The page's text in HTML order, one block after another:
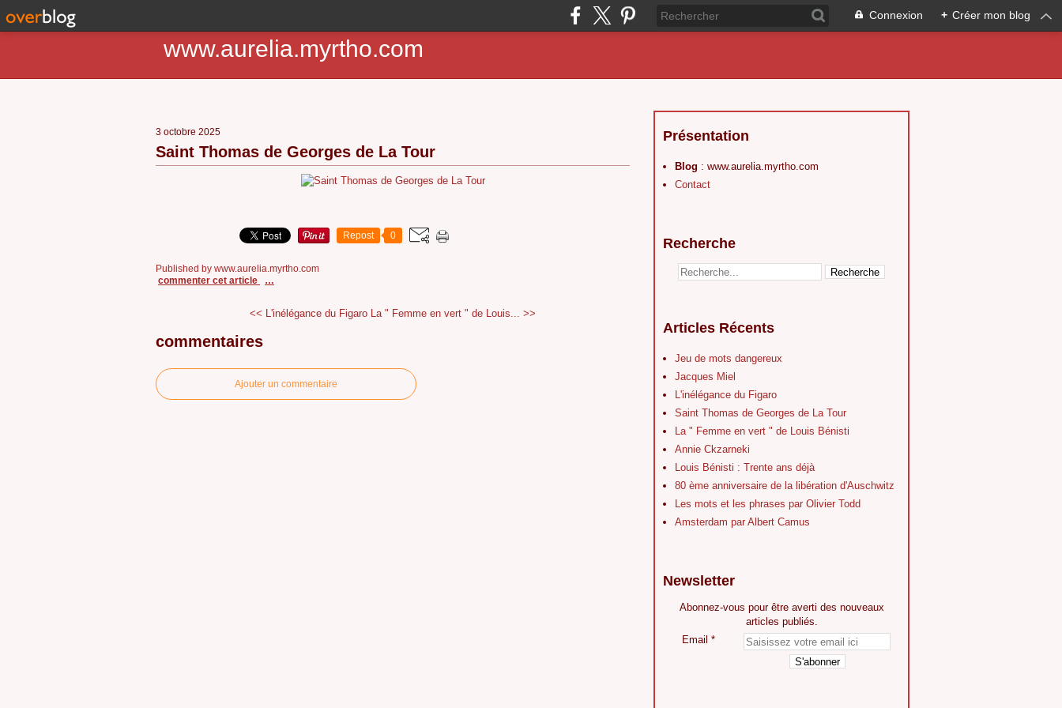
Connexion + Créer mon blog
www.aurelia.myrtho.com
3 octobre 2025
Saint Thomas de Georges de La Tour
Repost 0
Published by www.aurelia.myrtho.com
commenter cet article
…
<< L'inélégance du Figaro La " Femme en vert " de Louis... >>
commentaires
Ajouter un commentaire
Présentation
Blog : www.aurelia.myrtho.com
Contact
Recherche
Articles Récents
Jeu de mots dangereux
Jacques Miel
L'inélégance du Figaro
Saint Thomas de Georges de La Tour
La " Femme en vert " de Louis Bénisti
Annie Ckzarneki
Louis Bénisti : Trente ans déjà
80 ème anniversaire de la libération d'Auschwitz
Les mots et les phrases par Olivier Todd
Amsterdam par Albert Camus
Newsletter
Abonnez-vous pour être averti des nouveaux
articles publiés.
Email